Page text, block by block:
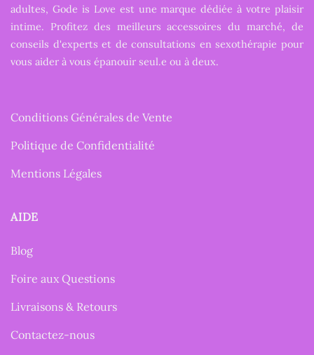
adultes, Gode is Love est une marque dédiée à votre plaisir
intime. Profitez des meilleurs accessoires du marché, de
conseils d'experts et de consultations en sexothérapie pour
vous aider à vous épanouir seul.e ou à deux.
Conditions Générales de Vente
Politique de Confidentialité
Mentions Légales
AIDE
Blog
Foire aux Questions
Livraisons & Retours
Contactez-nous